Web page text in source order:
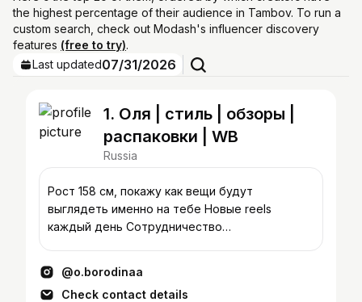
the highest percentage of their audience in Tambov. To run a
custom search, check out Modash's influencer discovery
features (free to try).
Last updated07/31/2026
1. Оля | стиль | обзоры |
распаковки | WB
Russia
Рост 158 см, покажу как вещи будут
выглядеть именно на тебе Новые reels
каждый день Сотрудничество
@o.borodinaa
Check contact details